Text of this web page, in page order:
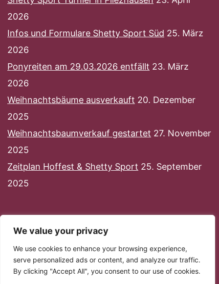
We value your privacy
We use cookies to enhance your browsing experience,
serve personalized ads or content, and analyze our traffic.
By clicking "Accept All", you consent to our use of cookies.
2026
Infos und Formulare Shetty Sport Süd 25. März
2026
Ponyreiten am 29.03.2026 entfällt 23. März
2026
Weihnachtsbäume ausverkauft 20. Dezember
2025
Weihnachtsbaumverkauf gestartet 27. November
2025
Zeitplan Hoffest & Shetty Sport 25. September
2025
Stolz präsentiert vonWordPress.